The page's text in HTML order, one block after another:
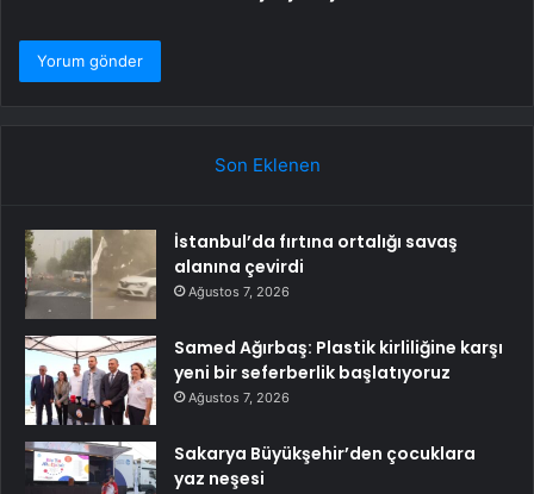
Son Eklenen
İstanbul’da fırtına ortalığı savaş
alanına çevirdi
Ağustos 7, 2026
Samed Ağırbaş: Plastik kirliliğine karşı
yeni bir seferberlik başlatıyoruz
Ağustos 7, 2026
Sakarya Büyükşehir’den çocuklara
yaz neşesi